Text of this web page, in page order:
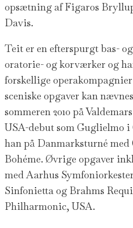
opsætning af Figaros
Davis.
Teit er en efterspurgt bas-
oratorie- og korværker og
forskellige
sceniske opgaver kan
sommeren 2010 på
USA-debut som Guglielmo i
han på Danmarksturné
Bohéme. Øvrige opgaver
med Aarhus
Sinfonietta og Brahms
Philharmonic, USA.